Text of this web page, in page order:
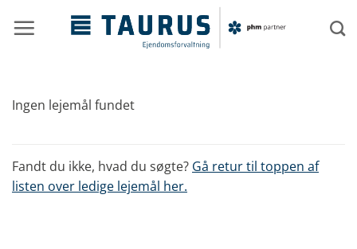
Ingen lejemål fundet
Fandt du ikke, hvad du søgte? Gå retur til toppen af
listen over ledige lejemål her.